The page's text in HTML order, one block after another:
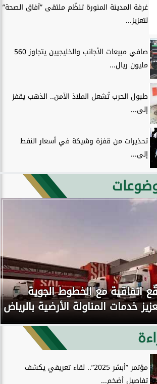
غرفة المدينة المنورة تنظّم ملتقى ”آفاق الصحة”
لتعزيز...
صافي مبيعات الأجانب والخليجيين يتجاوز 560
مليون ريال...
طبول الحرب تُشعل الملاذ الآمن.. الذهب يقفز
إلى...
تحذيرات من قفزة وشيكة في أسعار النفط
إلى...
اتفاقية مع الخطوط الجوية
خدمات المناولة الأرضية بالرياض
مؤتمر ”أبشر 2025”.. لقاء تعريفي يكشف
تفاصيل أضخم...